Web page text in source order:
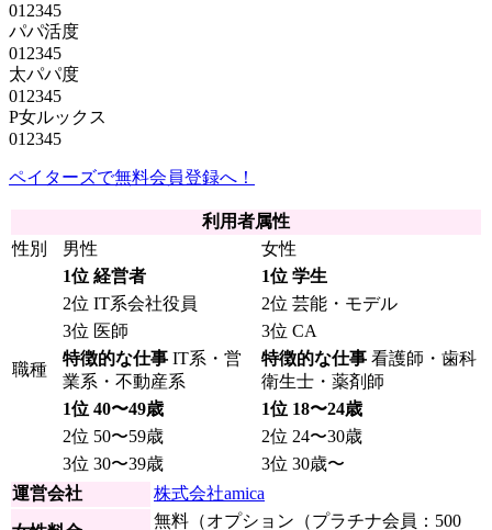
01 2345
パパ活度
01 2345
太パパ度
01 2345
P女ルックス
01 2345
ペイターズで無料会員登録へ！
利用者属性
性別
男性 女性
職種
1位 経営者
1位 学生
2位 IT系会社役員
2位 芸能・モデル
3位 医師
3位 CA
特徴的な仕事 IT系・営
業系・不動産系
特徴的な仕事 看護師・歯科
衛生士・薬剤師
1位 40〜49歳
1位 18〜24歳
2位 50〜59歳
2位 24〜30歳
3位 30〜39歳
3位 30歳〜
運営会社
株式会社amica
無料（オプション（プラチナ会員：500